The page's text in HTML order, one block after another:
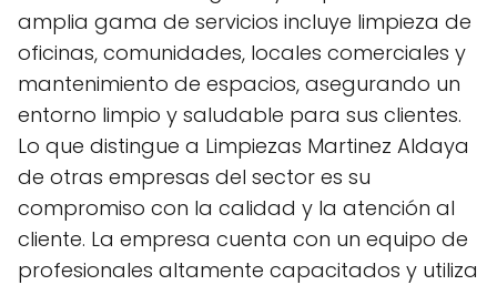
amplia gama de servicios incluye limpieza de
oficinas, comunidades, locales comerciales y
mantenimiento de espacios, asegurando un
entorno limpio y saludable para sus clientes.
Lo que distingue a Limpiezas Martinez Aldaya
de otras empresas del sector es su
compromiso con la calidad y la atención al
cliente. La empresa cuenta con un equipo de
profesionales altamente capacitados y utiliza